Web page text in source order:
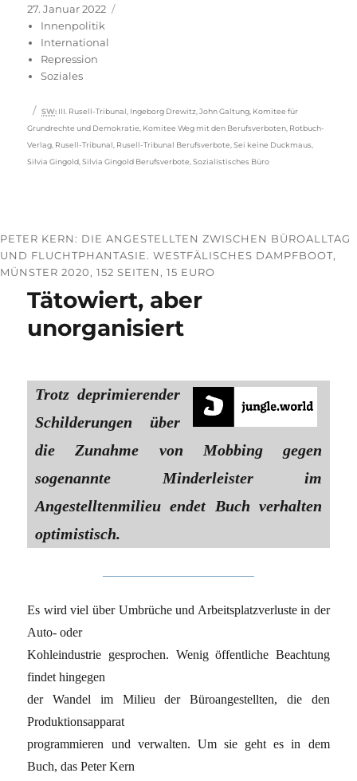
Veröffentlicht
am
27. Januar 2022
Innenpolitik
International
Repression
Soziales
Schlagwörter
SW: III. Rusell-Tribunal, Ingeborg Drewitz,John Galtung, Komitee für
Grundrechte und Demokratie, Komitee Weg mit den Berufsverboten, Rotbuch-
Verlag, Rusell-Tribunal, Rusell-Tribunal Berufsverbote,Sei keine Duckmaus,
Silvia Gingold,Silvia Gingold Berufsverbote,Sozialistisches Büro
PETER KERN: DIE ANGESTELLTEN ZWISCHEN BÜROALLTAG
UND FLUCHTPHANTASIE. WESTFÄLISCHES DAMPFBOOT,
MÜNSTER 2020, 152 SEITEN, 15 EURO
Tätowiert, aber
unorganisiert
Trotz deprimierender
Schilderungen über
die Zunahme von Mobbing gegen
sogenannte Minderleister im
Angestelltenmilieu endet Buch verhalten
optimistisch.
Es wird viel über Umbrüche und Arbeitsplatzverluste in der
Auto- oder
Kohleindustrie gesprochen. Wenig öffentliche Beachtung
findet hingegen
der Wandel im Milieu der Büroangestellten, die den
Produktionsapparat
programmieren und verwalten. Um sie geht es in dem
Buch, das Peter Kern